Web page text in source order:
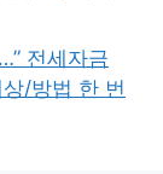
전세자금
/방법 한 번